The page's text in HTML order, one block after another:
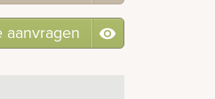
aanvragen